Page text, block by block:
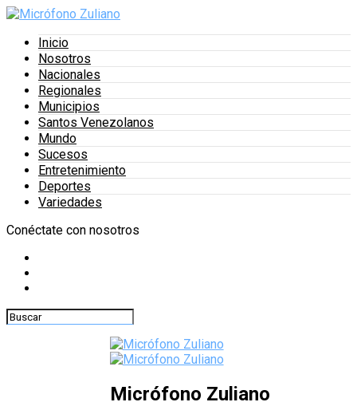
Inicio
Nosotros
Nacionales
Regionales
Municipios
Santos Venezolanos
Mundo
Sucesos
Entretenimiento
Deportes
Variedades
Conéctate con nosotros
Micrófono Zuliano